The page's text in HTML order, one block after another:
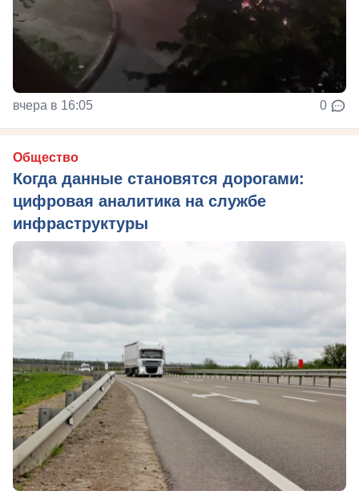
вчера в 16:05 0
Общество
Когда данные становятся дорогами:
цифровая аналитика на службе
инфраструктуры